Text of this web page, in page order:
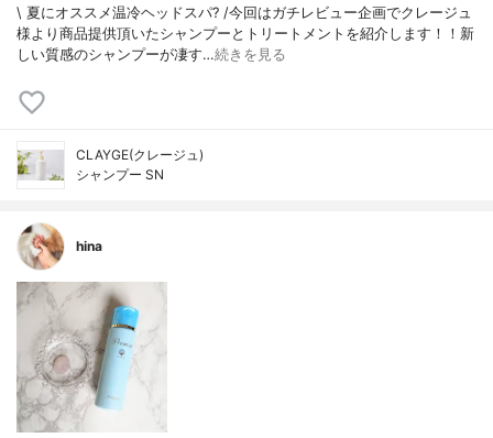
\ 夏にオススメ温冷ヘッドスパ? /今回はガチレビュー企画でクレージュ
様より商品提供頂いたシャンプーとトリートメントを紹介します！！新
しい質感のシャンプーが凄す…続きを見る
CLAYGE(クレージュ)
シャンプー SN
hina